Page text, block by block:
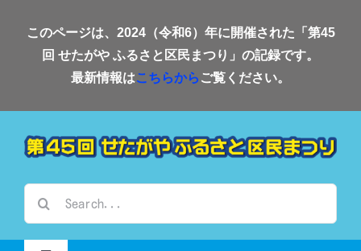
このページは、2024（令和6）年に開催された「第45
回 せたがや ふるさと区民まつり」の記録です。
最新情報はこちらから ご覧ください。
索
…